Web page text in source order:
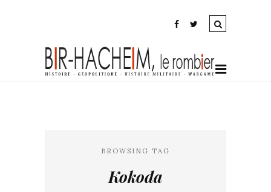
BROWSING TAG
Kokoda